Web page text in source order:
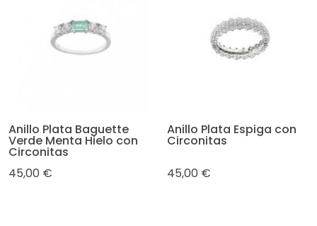
Anillo Plata Baguette
Verde Menta Hielo con
Circonitas
45,00 €
Anillo Plata Espiga con
Circonitas
45,00 €